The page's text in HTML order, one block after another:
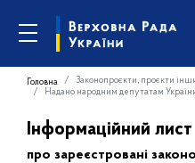
Головна
Законопроєкти, проєкти
Надано народним депутатам
Інформаційний лист
про зареєстровані